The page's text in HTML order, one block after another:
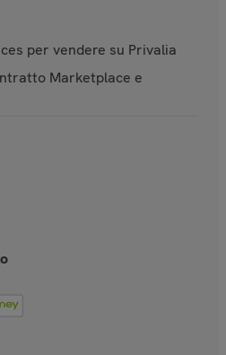
per vendere su Privalia
Marketplace e